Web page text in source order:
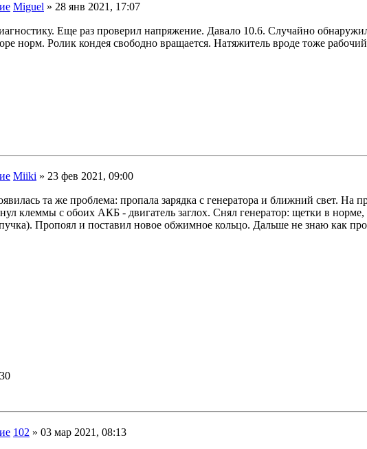
Miguel » 28 янв 2021, 17:07
Еще раз проверил напряжение. Давало 10.6. Случайно
норм. Ролик кондея свободно вращается. Натяжитель вроде тоже
Miiki » 23 фев 2021, 09:00
та же проблема: пропала зарядка с генератора и ближний свет. На
клеммы с обоих АКБ - двигатель заглох. Снял генератор: щетки в
Пропоял и поставил новое обжимное кольцо. Дальше не знаю как
102 » 03 мар 2021, 08:13